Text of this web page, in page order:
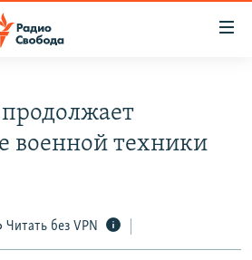
военной техники
Читать без VPN